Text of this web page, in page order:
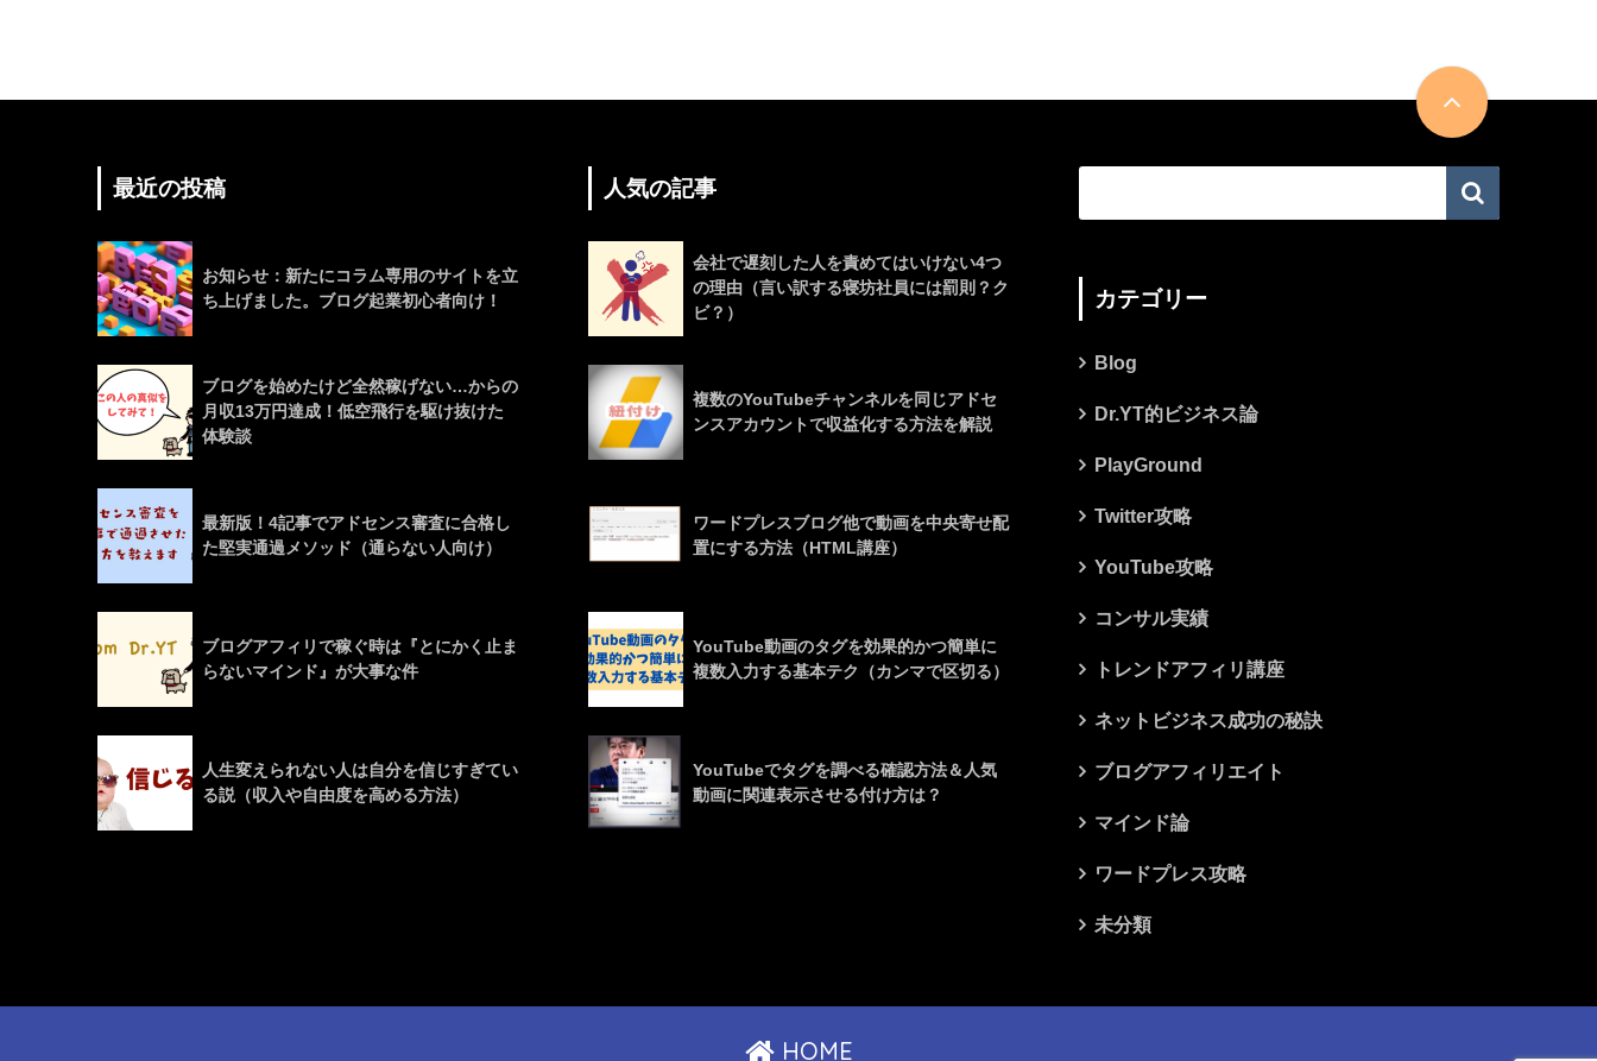
最近の投稿
お知らせ：新たにコラム専用のサイトを立
ち上げました。ブログ起業初心者向け！
ブログを始めたけど全然稼げない…からの
月収13万円達成！低空飛行を駆け抜けた
体験談
最新版！4記事でアドセンス審査に合格し
た堅実通過メソッド（通らない人向け）
ブログアフィリで稼ぐ時は『とにかく止ま
らないマインド』が大事な件
人生変えられない人は自分を信じすぎてい
る説（収入や自由度を高める方法）
人気の記事
会社で遅刻した人を責めてはいけない4つ
の理由（言い訳する寝坊社員には罰則？ク
ビ？）
複数のYouTubeチャンネルを同じアドセ
ンスアカウントで収益化する方法を解説
ワードプレスブログ他で動画を中央寄せ配
置にする方法（HTML講座）
YouTube動画のタグを効果的かつ簡単に
複数入力する基本テク（カンマで区切る）
YouTubeでタグを調べる確認方法＆人気
動画に関連表示させる付け方は？
カテゴリー
Blog
Dr.YT的ビジネス論
PlayGround
Twitter攻略
YouTube攻略
コンサル実績
トレンドアフィリ講座
ネットビジネス成功の秘訣
ブログアフィリエイト
マインド論
ワードプレス攻略
未分類
HOME